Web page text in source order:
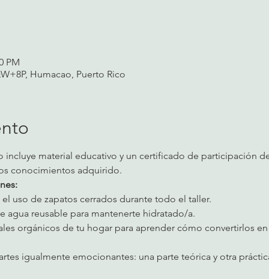
PM
Humacao, Puerto Rico
incluye material educativo y un certificado de participación
conocimientos adquirido.
uso de zapatos cerrados durante todo el taller.
agua reusable para mantenerte hidratado/a.
orgánicos de tu hogar para aprender cómo convertirlos
igualmente emocionantes: una parte teórica y otra